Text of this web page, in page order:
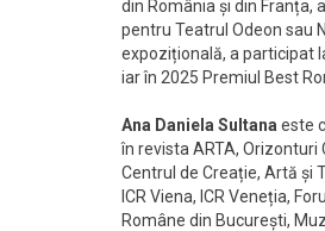
din România și din
pentru Teatrul Odeon sau
expozițională, a participat
iar în 2025 Premiul Best
Ana Daniela Sultana este
în revista ARTA,
Centrul de Creație, Artă și
ICR Viena, ICR Veneția,
Române din București,